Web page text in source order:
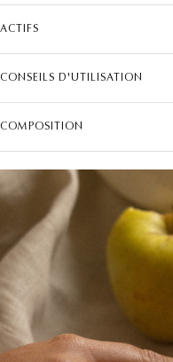
ACTIFS
CONSEILS D'UTILISATION
COMPOSITION